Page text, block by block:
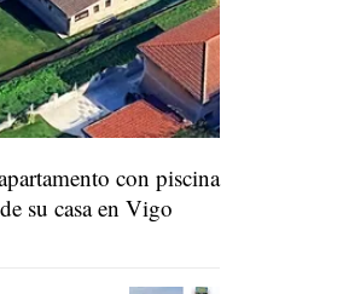
con piscina
su casa en Vigo